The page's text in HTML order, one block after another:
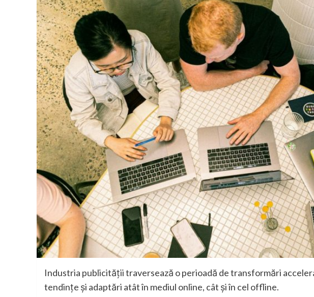
Industria publicității traversează o perioadă de transformări
tendințe și adaptări atât în mediul online, cât și în cel offline.